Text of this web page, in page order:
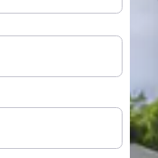
Upplåten till